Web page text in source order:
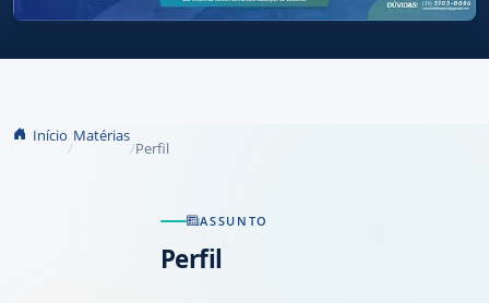
Início Matérias
Perfil
ASSUNTO
Perfil